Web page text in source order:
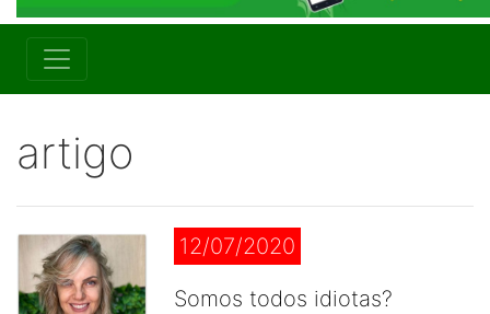
artigo
12/07/2020
Somos todos idiotas?